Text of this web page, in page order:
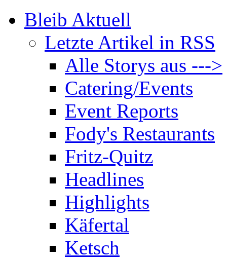
Bleib Aktuell
Letzte Artikel in RSS
Alle Storys aus --->
Catering/Events
Event Reports
Fody's Restaurants
Fritz-Quitz
Headlines
Highlights
Käfertal
Ketsch